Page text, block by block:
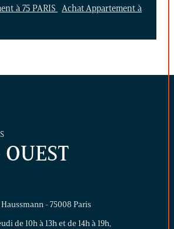
à 75 PARIS
Achat Appartement à
- 75008 Paris
de 10h à 13h et de 14h à 19h,